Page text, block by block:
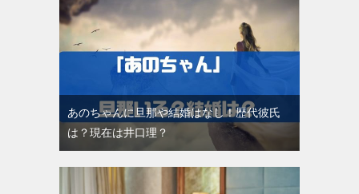
あのちゃんに旦那や結婚はなし！歴代彼氏
は？現在は井口理？